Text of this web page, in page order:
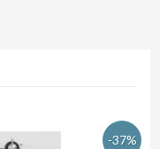
-37%